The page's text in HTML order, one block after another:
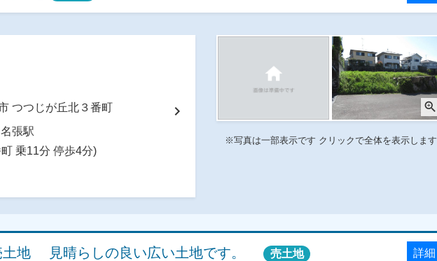
chevron_right
つつじが丘北３番町
張駅
乗11分 停歩4分)
zoom_in
※写真は一部表示です クリックで全体を表示します
土地 見晴らしの良い広い土地です。 売土地 詳細